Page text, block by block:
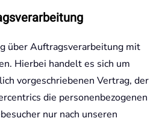
über Auftragsverarbeitung mit
Hierbei handelt es sich um
vorgeschriebenen Vertrag, der
die personenbezogenen
nur nach unseren